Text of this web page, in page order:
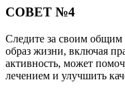
СОВЕТ №4
Следите за своим общим
образ жизни, включая
активность, может
лечением и улучшить